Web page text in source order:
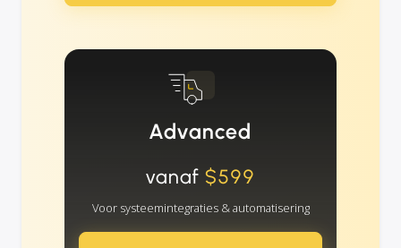
Advanced
vanaf $599
Voor systeemintegraties & automatisering